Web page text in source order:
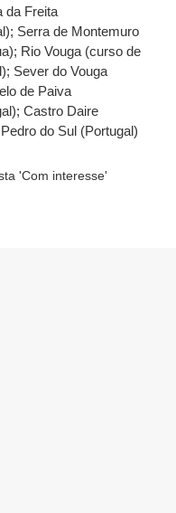
da Freita
; Serra de Montemuro
; Rio Vouga (curso de
; Sever do Vouga
de Paiva
;Castro Daire
do Sul (Portugal)
'Com interesse'